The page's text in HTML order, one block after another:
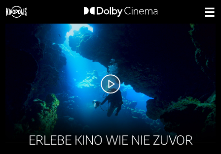
☰
ERLEBE KINO WIE NIE ZUVOR